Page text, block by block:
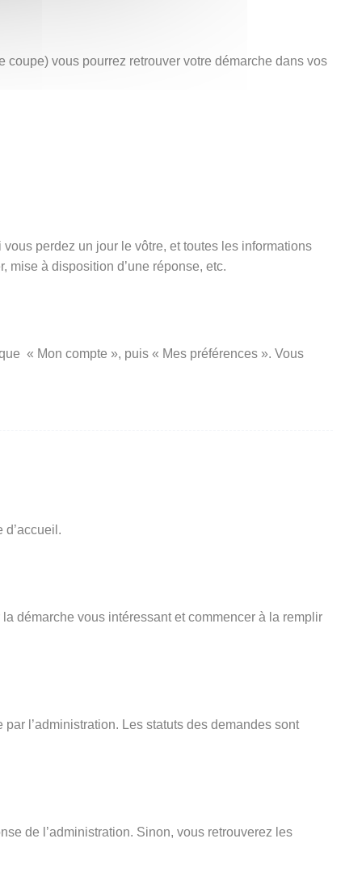
coupe) vous pourrez retrouver votre démarche dans vos
perdez un jour le vôtre, et toutes les informations
mise à disposition d’une réponse, etc.
« Mon compte », puis « Mes préférences ». Vous
démarche vous intéressant et commencer à la remplir
l’administration. Les statuts des demandes sont
de l’administration. Sinon, vous retrouverez les